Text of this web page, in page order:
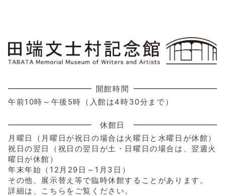
開館時間
午前10時～午後5時（入館は4時30分まで）
休館日
月曜日（月曜日が祝日の場合は火曜日と水曜日が休館）
祝日の翌日（祝日の翌日が土・日曜日の場合は、翌週火
曜日が休館）
年末年始（12月29日～1月3日）
その他、展示替え等で臨時休館することがあります。
詳細は、こちらをご覧ください。